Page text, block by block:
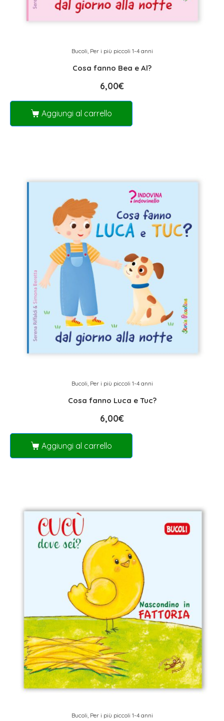
Bucoli, Per i più piccoli 1-4 anni
Cosa fanno Bea e Al?
6,00€
Aggiungi al carrello
Bucoli Per i più piccoli 1-4 anni
Cosa fanno Luca e Tuc?
6,00€
Aggiungi al carrello
Bucoli, Per i più piccoli 1-4 anni